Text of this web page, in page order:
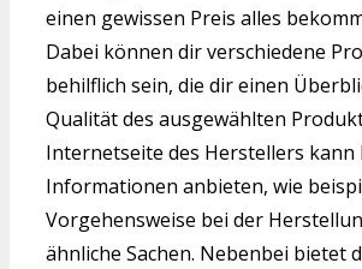
einen gewissen Preis alles
Dabei können dir verschiedene
behilflich sein, die dir einen
Qualität des ausgewählten
Internetseite des Herstellers kann
Informationen anbieten, wie
Vorgehensweise bei der
ähnliche Sachen. Nebenbei bietet